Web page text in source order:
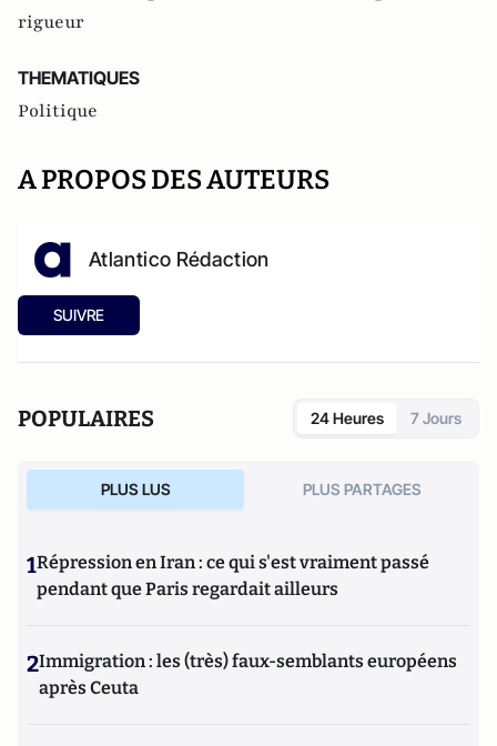
rigueur
THEMATIQUES
Politique
A PROPOS DES AUTEURS
Atlantico Rédaction
SUIVRE
POPULAIRES 24 Heures 7 Jours
PLUS LUS PLUS PARTAGES
1Répression en Iran : ce qui s'est vraiment passé
pendant que Paris regardait ailleurs
2Immigration : les (très) faux-semblants européens
après Ceuta